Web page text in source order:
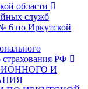
области
служб
по Иркутской
РФ
И